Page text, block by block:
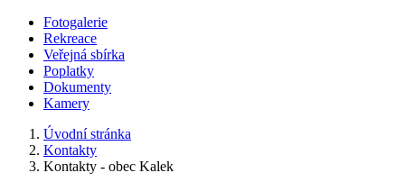
Fotogalerie
Rekreace
Veřejná sbírka
Poplatky
Dokumenty
Kamery
Úvodní stránka
Kontakty
Kontakty - obec Kalek